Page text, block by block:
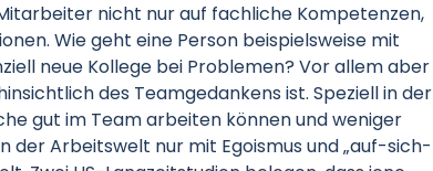
nicht nur auf fachliche Kompetenzen,
Wie geht eine Person beispielsweise mit
neue Kollege bei Problemen? Vor allem aber
des Teamgedankens ist. Speziell in der
gut im Team arbeiten können und weniger
der Arbeitswelt nur mit Egoismus und „auf-sich-